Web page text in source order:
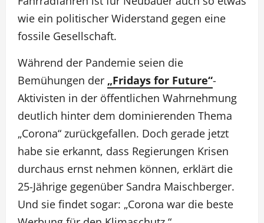
wie ein politischer Widerstand gegen eine
fossile Gesellschaft.
Während der Pandemie seien die
Bemühungen der „Fridays for Future“-
Aktivisten in der öffentlichen Wahrnehmung
deutlich hinter dem dominierenden Thema
„Corona“ zurückgefallen. Doch gerade jetzt
habe sie erkannt, dass Regierungen Krisen
durchaus ernst nehmen können, erklärt die
25-Jährige gegenüber Sandra Maischberger.
Und sie findet sogar: „Corona war die beste